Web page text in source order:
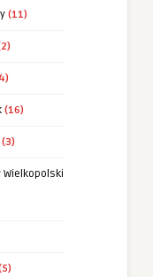
(11)
(16)
(3)
Wielkopolski